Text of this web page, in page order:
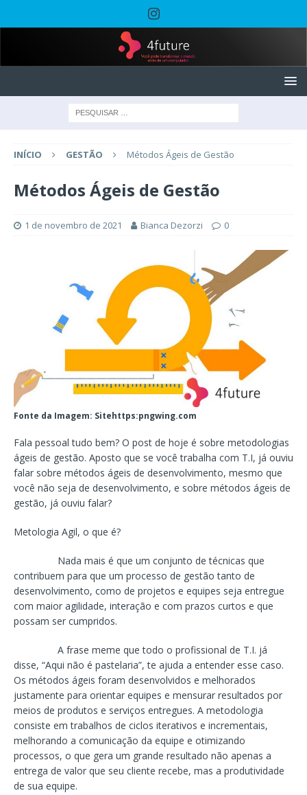
INÍCIO GESTÃO Métodos Ágeis de Gestão
Métodos Ágeis de Gestão
1 de novembro de 2021 Bianca Dezorzi 0
Fonte da Imagem: Sitehttps:pngwing.com
Fala pessoal tudo bem? O post de hoje é sobre metodologias
ágeis de gestão. Aposto que se você trabalha com T.I, já ouviu
falar sobre métodos ágeis de desenvolvimento, mesmo que
você não seja de desenvolvimento, e sobre métodos ágeis de
gestão, já ouviu falar?
Metologia Agil, o que é?
Nada mais é que um conjunto de técnicas que
contribuem para que um processo de gestão tanto de
desenvolvimento, como de projetos e equipes seja entregue
com maior agilidade, interação e com prazos curtos e que
possam ser cumpridos.
A frase meme que todo o profissional de T.I. já
disse, “Aqui não é pastelaria”, te ajuda a entender esse caso.
Os métodos ágeis foram desenvolvidos e melhorados
justamente para orientar equipes e mensurar resultados por
meios de produtos e serviços entregues. A metodologia
consiste em trabalhos de ciclos iterativos e incrementais,
melhorando a comunicação da equipe e otimizando
processos, o que gera um grande resultado não apenas a
entrega de valor que seu cliente recebe, mas a produtividade
de sua equipe.